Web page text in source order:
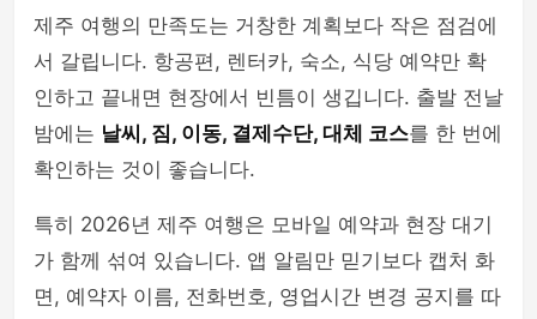
제주 여행의 만족도는 거창한 계획보다 작은 점검에
서 갈립니다. 항공편, 렌터카, 숙소, 식당 예약만 확
인하고 끝내면 현장에서 빈틈이 생깁니다. 출발 전날
밤에는 날씨, 짐, 이동, 결제수단, 대체 코스를 한 번에
확인하는 것이 좋습니다.
특히 2026년 제주 여행은 모바일 예약과 현장 대기
가 함께 섞여 있습니다. 앱 알림만 믿기보다 캡처 화
면, 예약자 이름, 전화번호, 영업시간 변경 공지를 따